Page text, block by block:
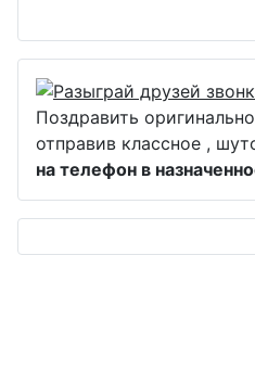
Поздравить
отправив классное ,
на телефон в